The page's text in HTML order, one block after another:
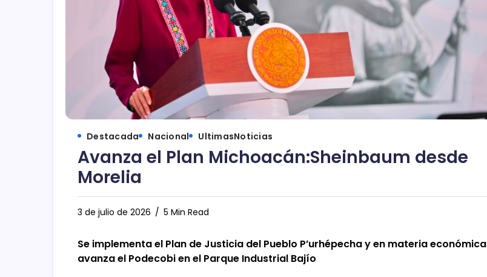
Destacada Nacional UltimasNoticias
Avanza el Plan Michoacán:Sheinbaum desde
Morelia
3 de julio de 2026 5 Min Read
Se implementa el Plan de Justicia del Pueblo P’urhépecha y en materia económica
avanza el Podecobi en el Parque Industrial Bajío